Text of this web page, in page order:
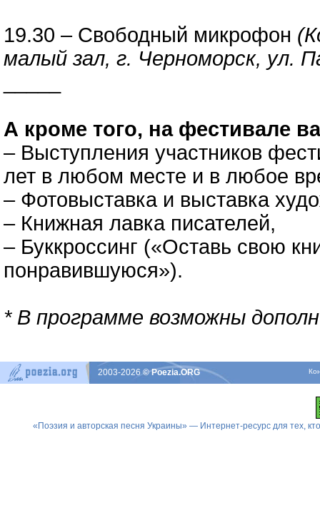
19.30 – Свободный микрофон
малый зал, г. Черноморск, ул.
А кроме того, на фестивале
– Выступления участников
лет в любом месте и в любое
– Фотовыставка и выставка
– Книжная лавка писателей,
– Буккроссинг («Оставь свою
понравившуюся»).
* В программе возможны
2003-2026© Poezia.ORG
«Поэзия и авторская песня Украины» — Интернет-ресурс для тех,